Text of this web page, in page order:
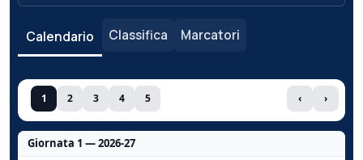
Calendario Classifica Marcatori
1 2 3 4 5 ‹ ›
Giornata 1 — 2026-27